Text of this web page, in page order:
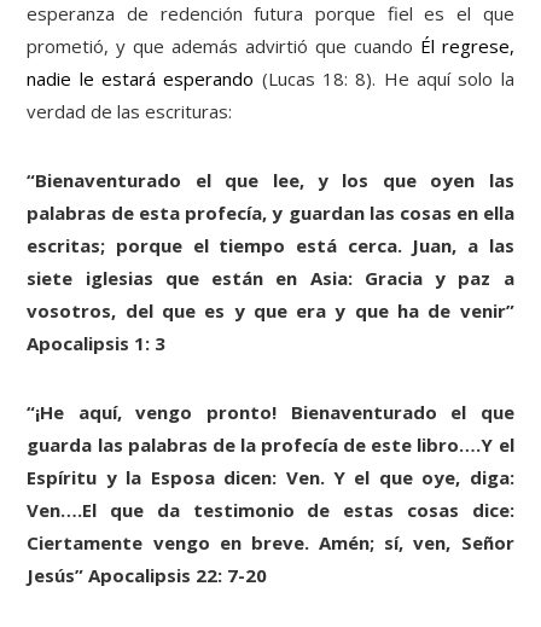
esperanza de redención futura porque fiel es el que
prometió, y que además advirtió que cuando Él regrese,
nadie le estará esperando (Lucas 18: 8). He aquí solo la
verdad de las escrituras:
“Bienaventurado el que lee, y los que oyen las
palabras de esta profecía, y guardan las cosas en ella
escritas; porque el tiempo está cerca. Juan, a las
siete iglesias que están en Asia: Gracia y paz a
vosotros, del que es y que era y que ha de venir”
Apocalipsis 1: 3
“¡He aquí, vengo pronto! Bienaventurado el que
guarda las palabras de la profecía de este libro….Y el
Espíritu y la Esposa dicen: Ven. Y el que oye, diga:
Ven….El que da testimonio de estas cosas dice:
Ciertamente vengo en breve. Amén; sí, ven, Señor
Jesús” Apocalipsis 22: 7-20